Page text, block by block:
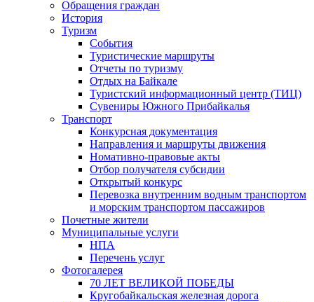
Обращения граждан
История
Туризм
События
Туристические маршруты
Отчеты по туризму
Отдых на Байкале
Туристский информационный центр (ТИЦ)
Сувениры Южного Прибайкалья
Транспорт
Конкурсная документация
Направления и маршруты движения
Номативно-правовые акты
Отбор получателя субсидии
Открытый конкурс
Перевозка внутренним водным транспортом
и морским транспортом пассажиров
Почетные жители
Муниципальные услуги
НПА
Перечень услуг
Фотогалерея
70 ЛЕТ ВЕЛИКОЙ ПОБЕДЫ
Кругобайкальская железная дорога